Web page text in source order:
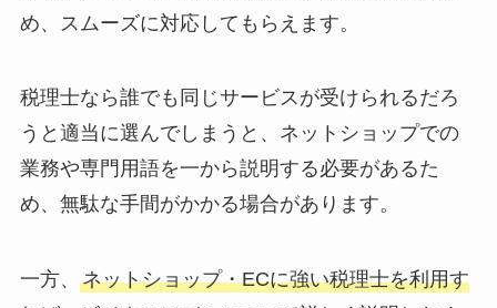
め、スムーズに対応してもらえます。
税理士なら誰でも同じサービスが受けられるだろ
うと適当に選んでしまうと、ネットショップでの
業務や専門用語を一から説明する必要があるた
め、無駄な手間がかかる場合があります。
一方、 ネットショップ・ECに強い税理士を利用す